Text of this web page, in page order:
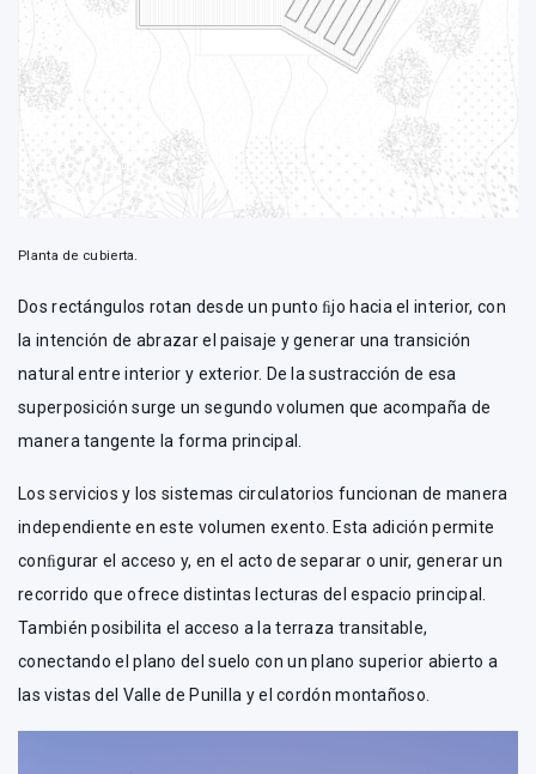
Planta de cubierta.
Dos rectángulos rotan desde un punto ﬁjo hacia el interior, con
la intención de abrazar el paisaje y generar una transición
natural entre interior y exterior. De la sustracción de esa
superposición surge un segundo volumen que acompaña de
manera tangente la forma principal.
Los servicios y los sistemas circulatorios funcionan de manera
independiente en este volumen exento. Esta adición permite
conﬁgurar el acceso y, en el acto de separar o unir, generar un
recorrido que ofrece distintas lecturas del espacio principal.
También posibilita el acceso a la terraza transitable,
conectando el plano del suelo con un plano superior abierto a
las vistas del Valle de Punilla y el cordón montañoso.